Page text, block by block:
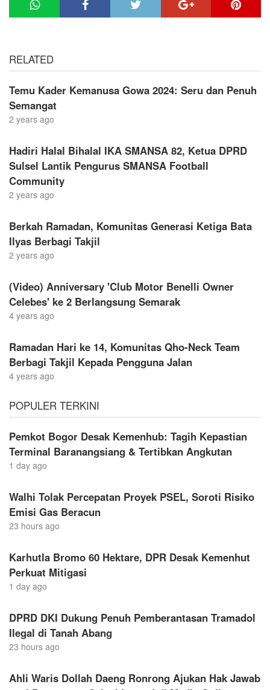
RELATED
Temu Kader Kemanusa Gowa 2024: Seru dan Penuh
Semangat
2 years ago
Hadiri Halal Bihalal IKA SMANSA 82, Ketua DPRD
Sulsel Lantik Pengurus SMANSA Football
Community
2 years ago
Berkah Ramadan, Komunitas Generasi Ketiga Bata
Ilyas Berbagi Takjil
2 years ago
(Video) Anniversary 'Club Motor Benelli Owner
Celebes' ke 2 Berlangsung Semarak
4 years ago
Ramadan Hari ke 14, Komunitas Qho-Neck Team
Berbagi Takjil Kepada Pengguna Jalan
4 years ago
POPULER TERKINI
Pemkot Bogor Desak Kemenhub: Tagih Kepastian
Terminal Baranangsiang & Tertibkan Angkutan
1 day ago
Walhi Tolak Percepatan Proyek PSEL, Soroti Risiko
Emisi Gas Beracun
23 hours ago
Karhutla Bromo 60 Hektare, DPR Desak Kemenhut
Perkuat Mitigasi
1 day ago
DPRD DKI Dukung Penuh Pemberantasan Tramadol
Ilegal di Tanah Abang
23 hours ago
Ahli Waris Dollah Daeng Ronrong Ajukan Hak Jawab